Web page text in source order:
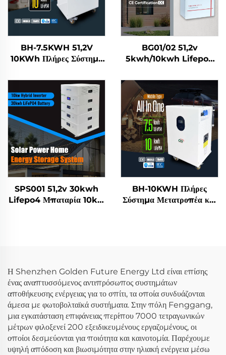
BH-7.5KWH 51,2V
10KWh Πλήρες Σύστημα
από Ηλιακή Ενέργεια για
το Σπίτι με Συσσωρευτή
LiFePO4 και Κινητή
Μονάδα Παροχής
Ενέργειας για Οικιακή
Χρήση
BG01/02 51,2v
5kwh/10kwh Lifepo4
Ενέργειας για Οικιακό
Σύστημα Αποθήκευσης
Ενέργειας
SPS001 51,2v 30kwh
Lifepo4 Μπαταρία 10kw
BH-10KWH Πλήρες
Σύστημα Μετατροπέα και
Η Shenzhen Golden Future Energy Ltd είναι επίσης
ένας αναπτυσσόμενος αντιπρόσωπος συστημάτων
αποθήκευσης ενέργειας για το σπίτι, τα οποία συνδυάζονται
άμεσα με φωτοβολταϊκά συστήματα. Στην πόλη Fenggang,
μια εγκατάσταση επιφάνειας περίπου 7000 τετραγωνικών
μέτρων φιλοξενεί 200 εξειδικευμένους εργαζομένους, οι
οποίοι δεσμεύονται για ποιότητα και καινοτομία. Παρέχουμε
υψηλή απόδοση και βιωσιμότητα στην ηλιακή ενέργεια μέσω